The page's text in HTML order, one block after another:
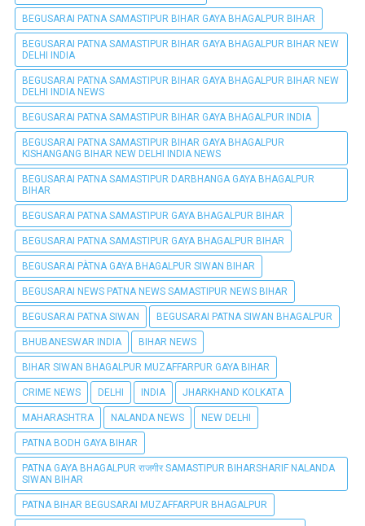
BEGUSARAI PATNA SAMASTIPUR BIHAR GAYA BHAGALPUR BIHAR
BEGUSARAI PATNA SAMASTIPUR BIHAR GAYA BHAGALPUR BIHAR NEW
DELHI INDIA
BEGUSARAI PATNA SAMASTIPUR BIHAR GAYA BHAGALPUR BIHAR NEW
DELHI INDIA NEWS
BEGUSARAI PATNA SAMASTIPUR BIHAR GAYA BHAGALPUR INDIA
BEGUSARAI PATNA SAMASTIPUR BIHAR GAYA BHAGALPUR
KISHANGANG BIHAR NEW DELHI INDIA NEWS
BEGUSARAI PATNA SAMASTIPUR DARBHANGA GAYA BHAGALPUR
BIHAR
BEGUSARAI PATNA SAMASTIPUR GAYA BHAGALPUR BIHAR
BEGUSARAI PATNA SAMASTIPUR GAYA BHAGALPUR BIHAR
BEGUSARAI PÀTNA GAYA BHAGALPUR SIWAN BIHAR
BEGUSARAI NEWS PATNA NEWS SAMASTIPUR NEWS BIHAR
BEGUSARAI PATNA SIWAN BEGUSARAI PATNA SIWAN BHAGALPUR
BHUBANESWAR INDIA BIHAR NEWS
BIHAR SIWAN BHAGALPUR MUZAFFARPUR GAYA BIHAR
CRIME NEWS DELHI INDIA JHARKHAND KOLKATA
MAHARASHTRA NALANDA NEWS NEW DELHI
PATNA BODH GAYA BIHAR
PATNA GAYA BHAGALPUR राजगीर SAMASTIPUR BIHARSHARIF NALANDA
SIWAN BIHAR
PATNA BIHAR BEGUSARAI MUZAFFARPUR BHAGALPUR